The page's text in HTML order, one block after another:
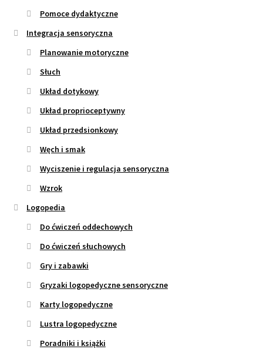
Pomoce dydaktyczne
Integracja sensoryczna
Planowanie motoryczne
Słuch
Układ dotykowy
Układ proprioceptywny
Układ przedsionkowy
Węch i smak
Wyciszenie i regulacja sensoryczna
Wzrok
Logopedia
Do ćwiczeń oddechowych
Do ćwiczeń słuchowych
Gry i zabawki
Gryzaki logopedyczne sensoryczne
Karty logopedyczne
Lustra logopedyczne
Poradniki i książki